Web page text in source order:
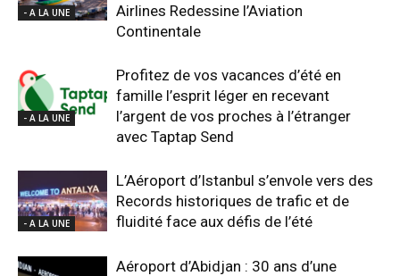
- A LA UNE
Airlines Redessine l’Aviation
Continentale
- A LA UNE
Profitez de vos vacances d’été en
famille l’esprit léger en recevant
l’argent de vos proches à l’étranger
avec Taptap Send
- A LA UNE
L’Aéroport d’Istanbul s’envole vers des
Records historiques de trafic et de
fluidité face aux défis de l’été
Aéroport d’Abidjan : 30 ans d’une